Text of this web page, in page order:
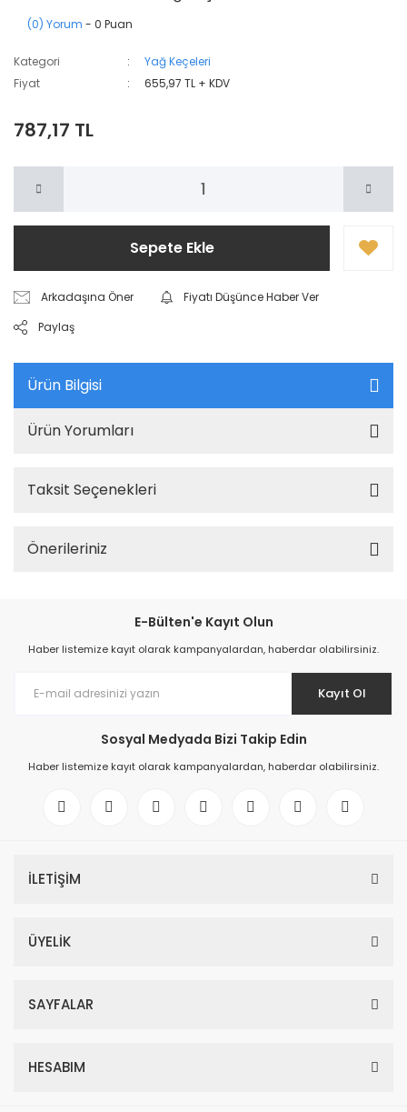
(0) Yorum - 0 Puan
Kategori
Yağ Keçeleri
Fiyat
655,97 TL + KDV
787,17 TL
Sepete Ekle
Arkadaşına Öner
Fiyatı Düşünce Haber Ver
Paylaş
Ürün Bilgisi
Ürün Yorumları
Taksit Seçenekleri
Önerileriniz
E-Bülten'e Kayıt Olun
Haber listemize kayıt olarak kampanyalardan, haberdar olabilirsiniz.
Kayıt Ol
Sosyal Medyada Bizi Takip Edin
Haber listemize kayıt olarak kampanyalardan, haberdar olabilirsiniz.
İLETİŞİM
ÜYELİK
SAYFALAR
HESABIM